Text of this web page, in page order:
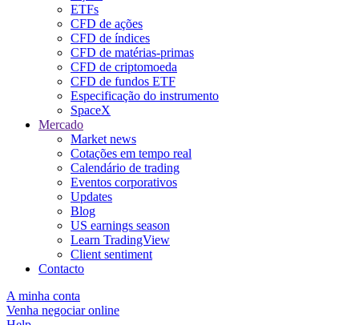
ETFs
CFD de ações
CFD de índices
CFD de matérias-primas
CFD de criptomoeda
CFD de fundos ETF
Especificação do instrumento
SpaceX
Mercado
Market news
Cotações em tempo real
Calendário de trading
Eventos corporativos
Updates
Blog
US earnings season
Learn TradingView
Client sentiment
Contacto
A minha conta
Venha negociar online